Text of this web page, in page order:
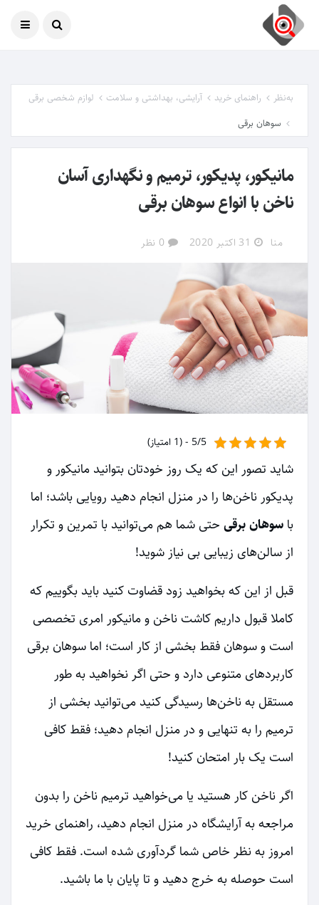
به‌نظر راهنمای خرید آرایشی، بهداشتی و سلامت
لوازم شخصی برقی
سوهان برقی
مانیکور، پدیکور، ترمیم و نگهداری آسان
ناخن با انواع سوهان برقی
منا 31 اکتبر 2020 0 نظر
5/5 - (1 امتیاز)
شاید تصور این که یک روز خودتان بتوانید مانیکور و
پدیکور ناخن‌ها را در منزل انجام دهید رویایی باشد؛ اما
با سوهان برقی حتی شما هم می‌توانید با تمرین و تکرار
از سالن‌های زیبایی بی نیاز شوید!
قبل از این که بخواهید زود قضاوت کنید باید بگوییم که
کاملا قبول داریم کاشت ناخن و مانیکور امری تخصصی
است و سوهان فقط بخشی از کار است؛ اما سوهان برقی
کاربردهای متنوعی دارد و حتی اگر نخواهید به طور
مستقل به ناخن‌ها رسیدگی کنید می‌توانید بخشی از
ترمیم را به تنهایی و در منزل انجام دهید؛ فقط کافی
است یک بار امتحان کنید!
اگر ناخن کار هستید یا می‌خواهید ترمیم ناخن را بدون
مراجعه به آرایشگاه در منزل انجام دهید، راهنمای خرید
امروز به نظر خاص شما گردآوری شده است. فقط کافی
است حوصله به خرج دهید و تا پایان با ما باشید.